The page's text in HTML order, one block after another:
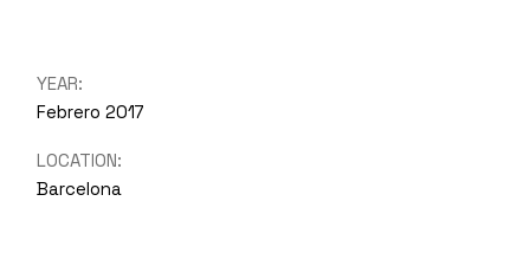
YEAR:
Febrero 2017
LOCATION:
Barcelona